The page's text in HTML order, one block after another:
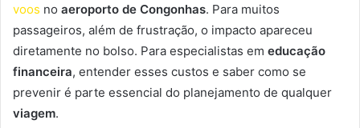
voos no aeroporto de Congonhas. Para muitos
passageiros, além de frustração, o impacto apareceu
diretamente no bolso. Para especialistas em educação
financeira, entender esses custos e saber como se
prevenir é parte essencial do planejamento de qualquer
viagem.